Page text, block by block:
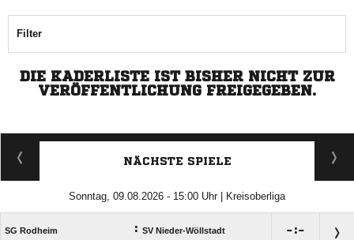
Filter
DIE KADERLISTE IST BISHER NICHT ZUR
VERÖFFENTLICHUNG FREIGEGEBEN.
NÄCHSTE SPIELE
Sonntag, 09.08.2026 - 15:00 Uhr | Kreisoberliga
SG Rodheim : SV Nieder-Wöllstadt :